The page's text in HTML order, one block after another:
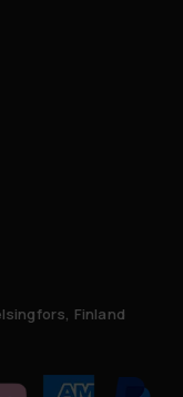
Finland